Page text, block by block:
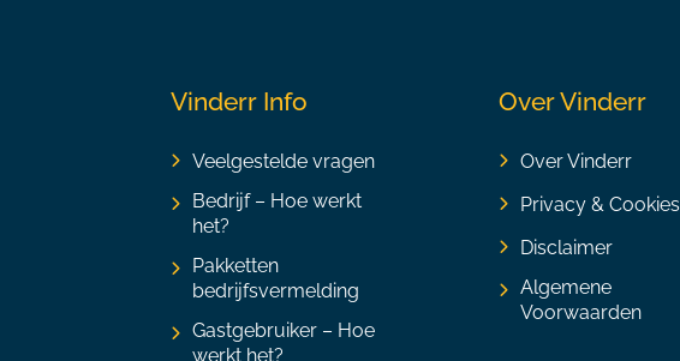
Vinderr Info
Veelgestelde vragen
Bedrijf – Hoe werkt
het?
Pakketten
bedrijfsvermelding
Gastgebruiker – Hoe
werkt het?
Over Vinderr
Over Vinderr
Privacy & Cookies
Disclaimer
Algemene
Voorwaarden